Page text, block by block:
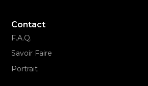
Contact
F.A.Q.
Savoir Faire
Portrait